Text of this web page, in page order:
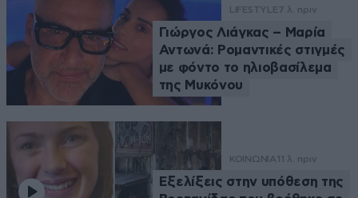
LIFESTYLE7 λ. πριν
Γιώργος Λιάγκας – Μαρία
Αντωνά: Ρομαντικές στιγμές
με φόντο το ηλιοβασίλεμα
της Μυκόνου
ΚΟΙΝΩΝΙΑ 11 λ. πριν
Εξελίξεις στην υπόθεση της